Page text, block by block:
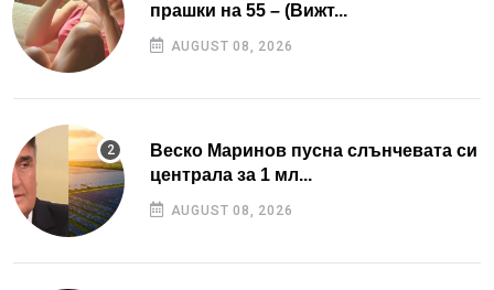
прашки на 55 – (Вижт...
AUGUST 08, 2026
Веско Маринов пусна слънчевата си
централа за 1 мл...
AUGUST 08, 2026